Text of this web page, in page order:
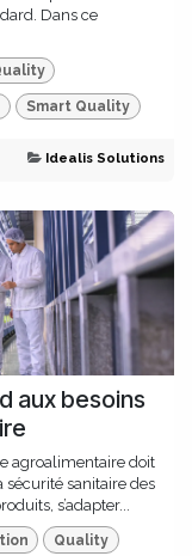
Dans ce
Smart Quality
Idealis Solutions
aux besoins
agroalimentaire doit
sécurité sanitaire des
s’adapter...
Quality